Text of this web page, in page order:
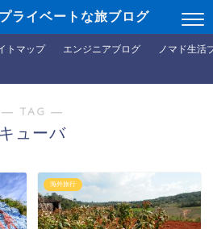
ライベートな旅ブログ
トマップ エンジニアブログ ノマド生活
― TAG ―
キューバ
海外旅行